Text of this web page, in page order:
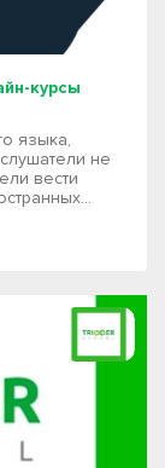
курсы
языка,
не
вести